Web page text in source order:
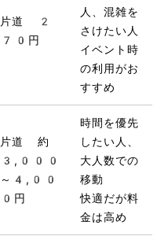
片道 2
70円
人、混雑を
さけたい人
イベント時
の利用がお
すすめ
片道 約
3,000
～4,00
0円
時間を優先
したい人、
大人数での
移動
快適だが料
金は高め